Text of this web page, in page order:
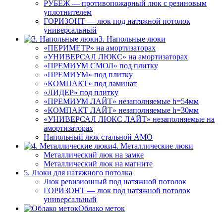
РУБЕЖ — противопожарный люк с резиновым
уплотнителем
ГОРИЗОНТ — люк под натяжной потолок
универсальный
3. Напольные люки
«ПЕРИМЕТР» на амортизаторах
«УНИВЕРСАЛ ЛЮКС» на амортизаторах
«ПРЕМИУМ СМОЛ» под плитку
«ПРЕМИУМ» под плитку
«КОМПАКТ» под ламинат
«ЛИДЕР» под плитку
«ПРЕМИУМ ЛАЙТ» незаполняемые h=54мм
«КОМПАКТ ЛАЙТ» незаполняемые h=30мм
«УНИВЕРСАЛ ЛЮКС ЛАЙТ» незаполняемые на
амортизаторах
Напольный люк стальной АМО
4. Металлические люки
Металлический люк на замке
Металлический люк на магните
5. Люки для натяжного потолка
Люк ревизионный под натяжной потолок
ГОРИЗОНТ — люк под натяжной потолок
универсальный
Облако меток